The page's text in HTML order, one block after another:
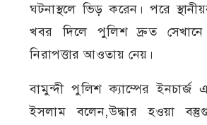
ঘটনাস্থলে ভিড় করেন। পরে
খবর দিলে পুলিশ দ্রুত
নিরাপত্তার আওতায় নেয়।
বামুন্দী পুলিশ ক্যাম্পের
ইসলাম বলেন,উদ্ধার হওয়া